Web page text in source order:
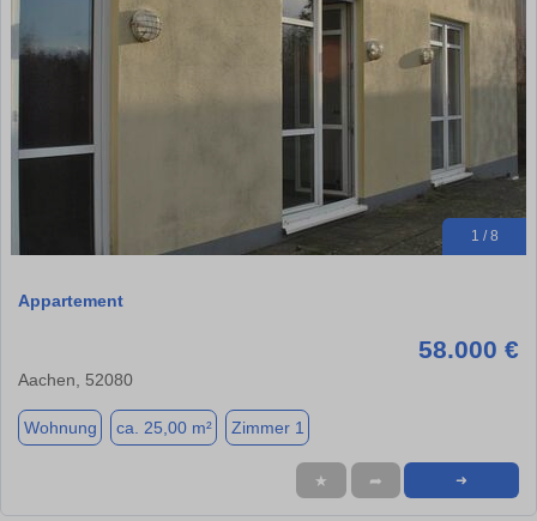
1 / 8
Appartement
58.000 €
Aachen, 52080
Wohnung ca. 25,00 m² Zimmer 1
★ ➦ ➜